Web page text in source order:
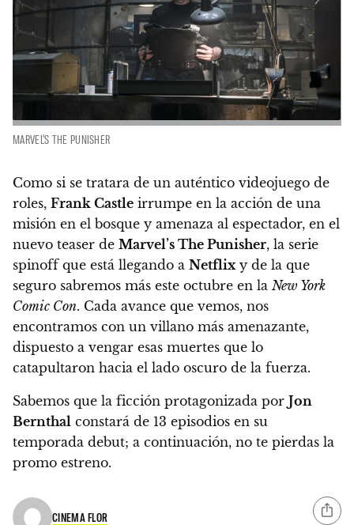
MARVEL'S THE PUNISHER
Como si se tratara de un auténtico videojuego de
roles, Frank Castle irrumpe en la acción de una
misión en el bosque y amenaza al espectador, en el
nuevo teaser de Marvel’s The Punisher, la serie
spinoff que está llegando a Netflixy de la que
seguro sabremos más este octubre en la New York
Comic Con. Cada avance que vemos, nos
encontramos con un villano más amenazante,
dispuesto a vengar esas muertes que lo
catapultaron hacia el lado oscuro de la fuerza.
Sabemos que la ficción protagonizada por Jon
Bernthal constará de 13 episodios en su
temporada debut; a continuación, no te pierdas la
promo estreno.
CINEMA FLOR